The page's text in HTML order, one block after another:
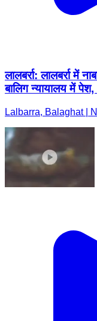
लालबर्रा: लालबर्रा में
बालिग न्यायालय में
Lalbarra, Balaghat |